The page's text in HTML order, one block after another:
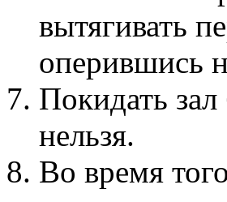
вытягивать
оперившись
Покидать зал
нельзя.
Во время